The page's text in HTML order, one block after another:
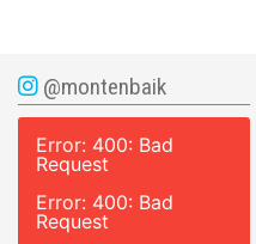
@montenbaik
Error: 400: Bad
Request
Error: 400: Bad
Request